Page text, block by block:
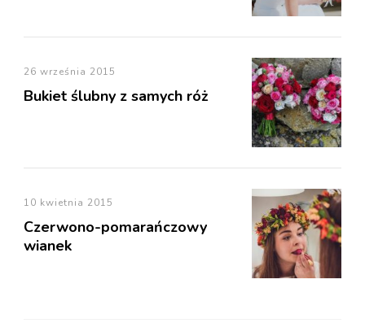
26 września 2015
Bukiet ślubny z samych róż
10 kwietnia 2015
Czerwono-pomarańczowy
wianek